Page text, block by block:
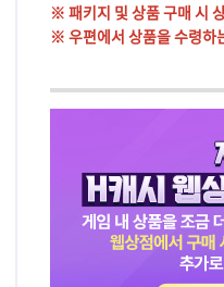
※ 패키지 및 상품 구매 시
※ 우편에서 상품을 수령하